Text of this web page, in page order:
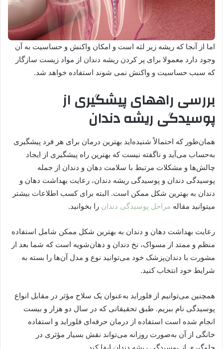
اما از آنجا که ریشه زیر لثه است و امکان واکنش و حساسیت به آن
وجود دارد معمولا برای پر کردن ریشه دندان از مواد زیست سازگار
که سبب حساسیت و واکنش نمی شوند استفاده خواهد شد.
بررسی راههای پیشگیری از
پوسیدگی ریشه دندان
همان‌طور که احتمالاً شنیده‌اید بهترین درمان برای هر فرد پیشگیری
به‌حساب می‌آید و ناگفته نیست که بهترین راه پیشگیری از ایجاد
چالش‌ها و مشکلات مرتبط با سلامت دهان و دندان از جمله
پوسیدگی دندان و پوسیدگی ریشه دندان، رعایت بهداشت دهان و
دندان به بهترین شکل ممکن است. البته برای کسب اطلاعات بیشتر
میتوانید مقاله مراحل پوسیدگی دندان را بخوانید.
رعایت بهداشت دهان و دندان به بهترین شکل ممکن شامل استفاده
منظم و ممتد از مسواک، نخ دندان و دهان‌شویه است که شما بعد از
مشورت با دندان‌پزشک خود می‌توانید نوع و مدل آن‌ها را بسته به
شرایط خود انتخاب کنید.
همچنین می‌توانیم از فلوراید به‌عنوان یک سلاح مؤثر در مقابل انواع
پوسیدگی نام ببریم. طبق تحقیقاتی که در سال دو هزار و بیست
انجام شده است استفاده از درمان حرفه‌ای فلوراید و استفاده
خانگی از آن به‌صورت روزانه می‌تواند نقش بسیار مؤثری در
جلوگیری از پوسیدگی ریشه دندان ایفا کند.